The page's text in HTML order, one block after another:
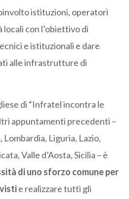
istituzioni, operatori
con l’obiettivo di
e istituzionali e dare
alle infrastrutture di
di “Infratel incontra le
appuntamenti precedenti –
Lombardia, Liguria, Lazio,
Valle d’Aosta, Sicilia – è
di uno sforzo comune per
e realizzare tutti gli